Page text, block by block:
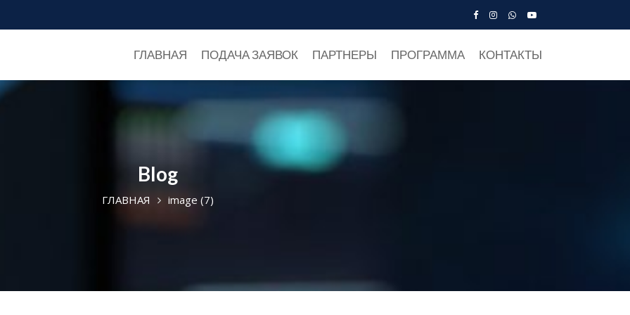
ГЛАВНАЯ ПОДАЧА ЗАЯВОК ПАРТНЕРЫ ПРОГРАММА КОНТАКТЫ
Blog
ГЛАВНАЯ image (7)